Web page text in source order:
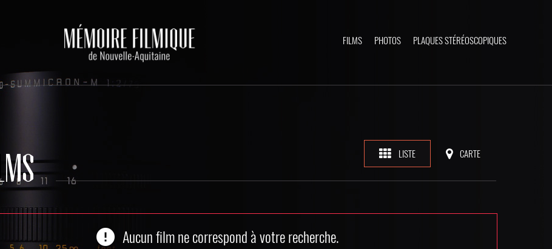
FILMS PHOTOS PLAQUES STÉRÉOSCOPIQUES
LISTE CARTE
error Aucun film ne correspond à votre recherche.